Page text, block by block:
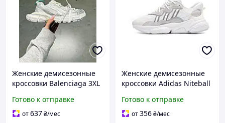
Женские демисезонные
кроссовки Balenciaga 3XL
спортивные кроссовки
Ar005106 Баленсиага
Готово к отправке
от637₴/мес
Женские демисезонные
кроссовки Adidas Niteball
спортивные кроссовки
12172 Адидас
Готово к отправке
от356₴/мес